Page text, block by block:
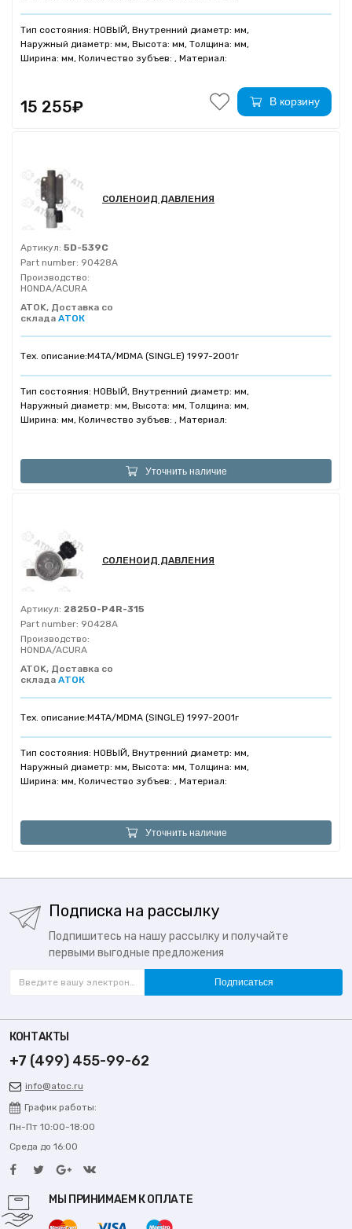
Тип состояния: НОВЫЙ, Внутренний диаметр: мм,
Наружный диаметр: мм, Высота: мм, Толщина: мм,
Ширина: мм, Количество зубъев: , Материал:
15 255₽ В корзину
СОЛЕНОИД ДАВЛЕНИЯ
Артикул: 5D-539C
Part number: 90428A
Производство:
HONDA/ACURA
ATOK, Доставка со
склада АТОК
Тех. описание:M4TA/MDMA (SINGLE) 1997-2001г
Тип состояния: НОВЫЙ, Внутренний диаметр: мм,
Наружный диаметр: мм, Высота: мм, Толщина: мм,
Ширина: мм, Количество зубъев: , Материал:
Уточнить наличие
СОЛЕНОИД ДАВЛЕНИЯ
Артикул: 28250-P4R-315
Part number: 90428A
Производство:
HONDA/ACURA
ATOK, Доставка со
склада АТОК
Тех. описание:M4TA/MDMA (SINGLE) 1997-2001г
Тип состояния: НОВЫЙ, Внутренний диаметр: мм,
Наружный диаметр: мм, Высота: мм, Толщина: мм,
Ширина: мм, Количество зубъев: , Материал:
Уточнить наличие
Подписка на рассылку
Подпишитесь на нашу рассылку и получайте
первыми выгодные предложения
Подписаться
КОНТАКТЫ
+7 (499) 455-99-62
info@atoc.ru
График работы:
Пн-Пт 10:00-18:00
Среда до 16:00
МЫ ПРИНИМАЕМ К ОПЛАТЕ